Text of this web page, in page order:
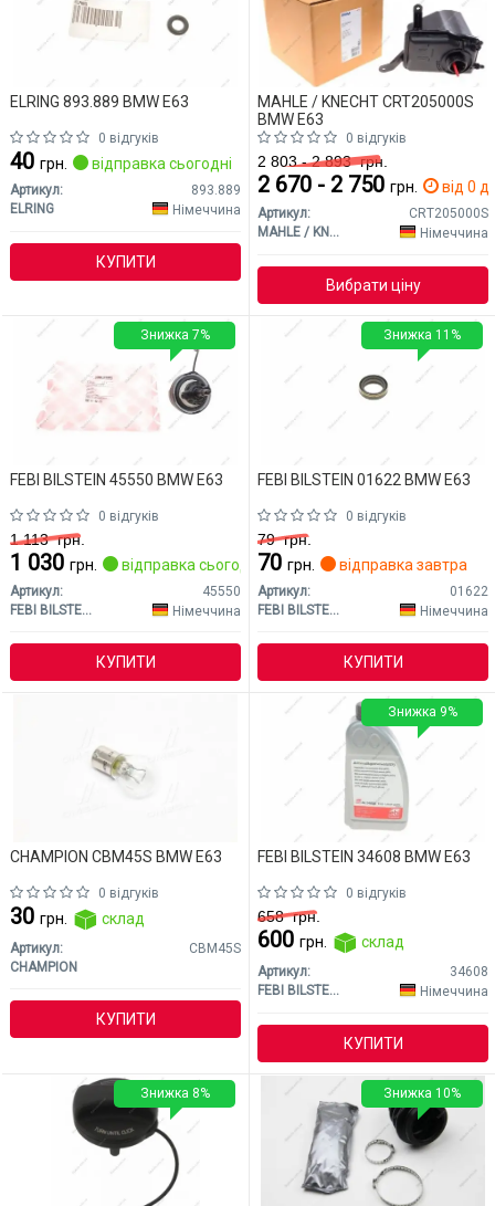
ELRING 893.889 BMW E63
0 відгуків
40 грн. відправка сьогодні
Артикул:
893.889
ELRING
Німеччина
КУПИТИ
MAHLE / KNECHT CRT205000S
BMW E63
0 відгуків
2 803 - 2 893грн.
2 670 - 2 750 грн. від 0
Артикул:
CRT205000S
MAHLE / KNECHT
Німеччина
Вибрати ціну
FEBI BILSTEIN 45550 BMW E63
0 відгуків
1 113грн.
1 030 грн. відправка сьогодні
Артикул:
45550
FEBI BILSTEIN
Німеччина
КУПИТИ
Знижка 7%
FEBI BILSTEIN 01622 BMW E63
0 відгуків
79грн.
70 грн. відправка завтра
Артикул:
01622
FEBI BILSTEIN
Німеччина
КУПИТИ
Знижка 11%
CHAMPION CBM45S BMW E63
0 відгуків
30 грн. склад
Артикул:
CBM45S
CHAMPION
КУПИТИ
FEBI BILSTEIN 34608 BMW E63
0 відгуків
658грн.
600 грн. склад
Артикул:
34608
FEBI BILSTEIN
Німеччина
КУПИТИ
Знижка 9%
Знижка 8% Знижка 10%